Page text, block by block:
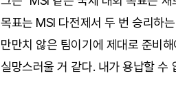
목표는 MSI 다전제서 두 번 승리하
만만치 않은 팀이기에 제대로 준비
실망스러울 거 같다. 내가 용납할 수